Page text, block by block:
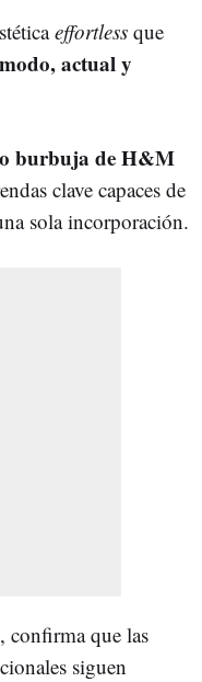
effortless que
actual y
burbuja de H&M
clave capaces de
sola incorporación.
confirma que las
siguen